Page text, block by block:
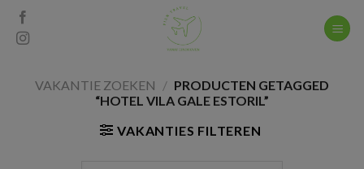
Skip
content
VAKANTIE ZOEKEN / PRODUCTEN GETAGGED
“HOTEL VILA GALE ESTORIL”
VAKANTIES FILTEREN